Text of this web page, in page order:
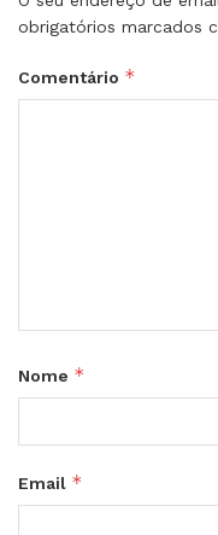
obrigatórios marcados
Comentário *
Nome *
Email *